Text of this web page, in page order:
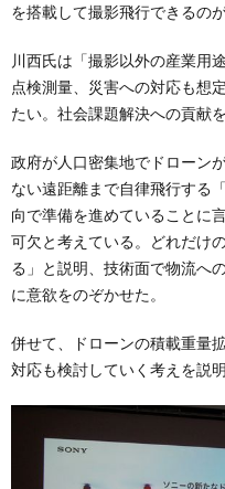
を搭載して撮影飛行できるの
川西氏は「撮影以外の産業用
点検測量、災害への対応も想
たい。社会課題解決への貢献
政府が人口密集地でドローン
ない遠距離まで自律飛行する
向で準備を進めていることに
可欠と考えている。どれだけ
る」と説明、技術面で物流へ
に意欲をのぞかせた。
併せて、ドローンの積載重量
対応も検討していく考えを説明